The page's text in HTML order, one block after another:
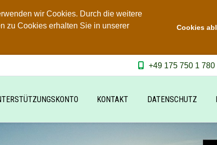
wir Cookies. Durch die weitere
zu Cookies erhalten Sie in unserer
Cookies
+49 175 750 1 780
KONTAKT DATENSCHUTZ